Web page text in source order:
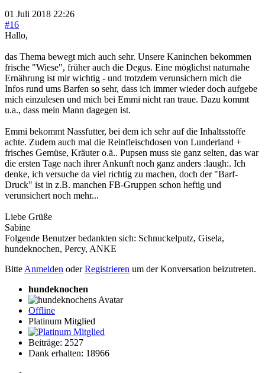
01 Juli 2018 22:26
#16
Hallo,
das Thema bewegt mich auch sehr. Unsere Kaninchen bekommen
frische "Wiese", früher auch die Degus. Eine möglichst naturnahe
Ernährung ist mir wichtig - und trotzdem verunsichern mich die
Infos rund ums Barfen so sehr, dass ich immer wieder doch aufgebe
mich einzulesen und mich bei Emmi nicht ran traue. Dazu kommt
u.a., dass mein Mann dagegen ist.
Emmi bekommt Nassfutter, bei dem ich sehr auf die Inhaltsstoffe
achte. Zudem auch mal die Reinfleischdosen von Lunderland +
frisches Gemüse, Kräuter o.ä.. Pupsen muss sie ganz selten, das war
die ersten Tage nach ihrer Ankunft noch ganz anders :laugh:. Ich
denke, ich versuche da viel richtig zu machen, doch der "Barf-
Druck" ist in z.B. manchen FB-Gruppen schon heftig und
verunsichert noch mehr...
Liebe Grüße
Sabine
Folgende Benutzer bedankten sich: Schnuckelputz, Gisela,
hundeknochen, Percy, ANKE
Bitte Anmelden oderRegistrieren um der Konversation beizutreten.
hundeknochen
Offline
Platinum Mitglied
Beiträge: 2527
Dank erhalten: 18966